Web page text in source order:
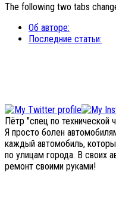
The following two tabs
Об авторе:
Последние статьи:
Пётр "спец по технической
Я просто болен
каждый автомобиль,
по улицам города. В своих
ремонт своими руками!